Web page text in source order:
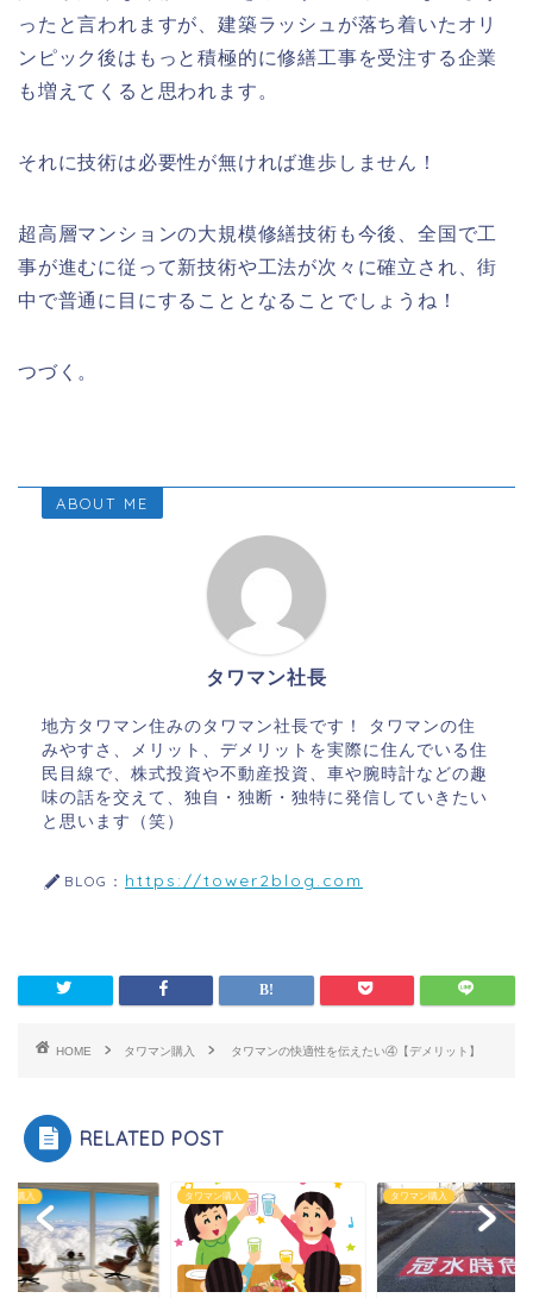
ったと言われますが、建築ラッシュが落ち着いたオリ
ンピック後はもっと積極的に修繕工事を受注する企業
も増えてくると思われます。
それに技術は必要性が無ければ進歩しません！
超高層マンションの大規模修繕技術も今後、全国で工
事が進むに従って新技術や工法が次々に確立され、街
中で普通に目にすることとなることでしょうね！
つづく。
ABOUT ME
タワマン社長
地方タワマン住みのタワマン社長です！ タワマンの住
みやすさ、メリット、デメリットを実際に住んでいる住
民目線で、株式投資や不動産投資、車や腕時計などの趣
味の話を交えて、独自・独断・独特に発信していきたい
と思います（笑）
BLOG： https://tower2blog.com
HOME タワマン購入 タワマンの快適性を伝えたい④【デメリット】
RELATED POST
ン購入 タワマン購入 タワマン購入